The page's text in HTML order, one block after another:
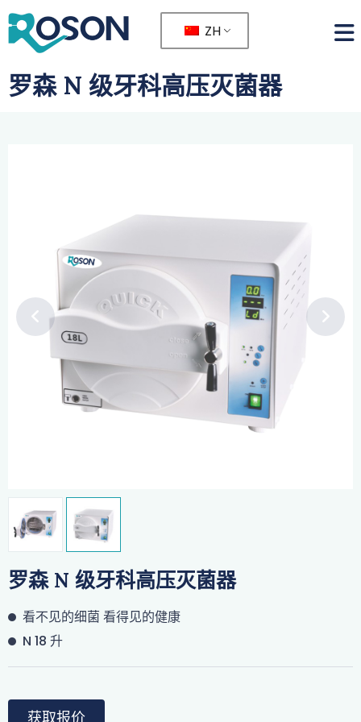
ZH
罗森 N 级牙科高压灭菌器
罗森 N 级牙科高压灭菌器
看不见的细菌 看得见的健康
N 18 升
获取报价